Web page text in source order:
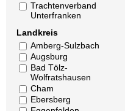
Trachtenverband
Unterfranken
Landkreis
Amberg-Sulzbach
Augsburg
Bad Tölz-
Wolfratshausen
Cham
Ebersberg